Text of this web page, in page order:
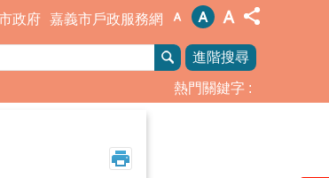
政府 嘉義市戶政服務網
進階搜尋
熱門關鍵字